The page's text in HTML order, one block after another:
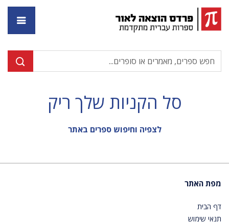
סל הקניות שלך ריק
לצפיה וחיפוש ספרים באתר
מפת האתר
דף הבית
תנאי שימוש